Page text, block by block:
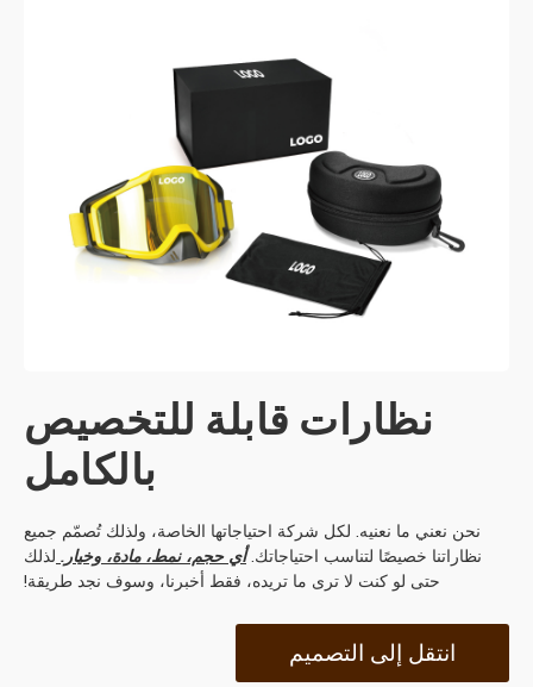
نظارات قابلة للتخصيص
بالكامل
نحن نعني ما نعنيه. لكل شركة احتياجاتها الخاصة، ولذلك تُصمّم جميع
نظاراتنا خصيصًا لتناسب احتياجاتك.أي حجم، نمط، مادة، وخيار. لذلك
حتى لو كنت لا ترى ما تريده، فقط أخبرنا، وسوف نجد طريقة!
انتقل إلى التصميم